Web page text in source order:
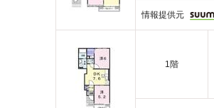
情報提供元
1階